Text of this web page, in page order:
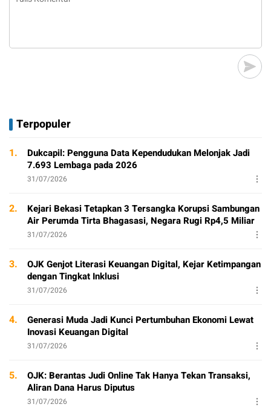
Terpopuler
1.
Dukcapil: Pengguna Data Kependudukan Melonjak Jadi
7.693 Lembaga pada 2026
31/07/2026
2.
Kejari Bekasi Tetapkan 3 Tersangka Korupsi Sambungan
Air Perumda Tirta Bhagasasi, Negara Rugi Rp4,5 Miliar
31/07/2026
3.
OJK Genjot Literasi Keuangan Digital, Kejar Ketimpangan
dengan Tingkat Inklusi
31/07/2026
4.
Generasi Muda Jadi Kunci Pertumbuhan Ekonomi Lewat
Inovasi Keuangan Digital
31/07/2026
5.
OJK: Berantas Judi Online Tak Hanya Tekan Transaksi,
Aliran Dana Harus Diputus
31/07/2026